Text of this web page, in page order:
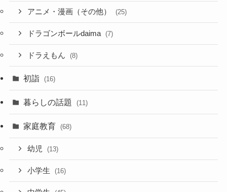
アニメ・漫画（その他） (25)
ドラゴンボールdaima (7)
ドラえもん (8)
初詣 (16)
暮らしの話題 (11)
家庭教育 (68)
幼児 (13)
小学生 (16)